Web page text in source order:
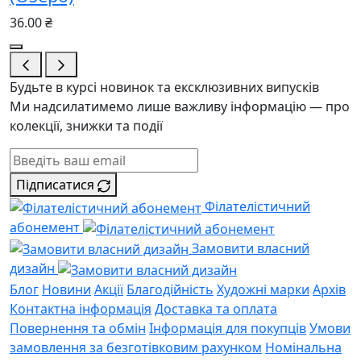
36.00 ₴
Будьте в курсі новинок та ексклюзивних випусків
Ми надсилатимемо лише важливу інформацію — про
колекції, знижки та події
Підписатися
Філателістичний
абонемент
Замовити власний
дизайн
Блог Новини Акції Благодійність Художні марки Архів
Контактна інформація Доставка та оплата
Повернення та обмін Інформація для покупцівУмови
замовлення за безготівковим рахунком Номінальна